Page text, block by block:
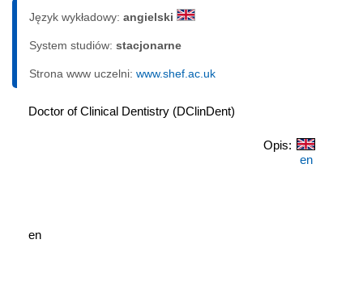
Język wykładowy: angielski
System studiów: sta­cjo­nar­ne
Strona www uczelni: www.shef.ac.uk
Doctor of Clinical Dentistry (DClinDent)
Opis:
en
en